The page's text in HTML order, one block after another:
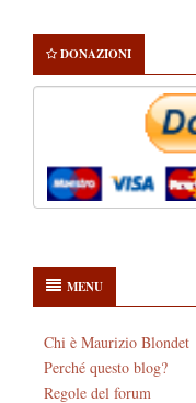
DONAZIONI
MENU
Chi è Maurizio Blondet
Perché questo blog?
Regole del forum